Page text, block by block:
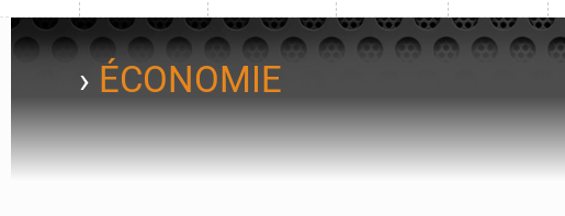
› ÉCONOMIE